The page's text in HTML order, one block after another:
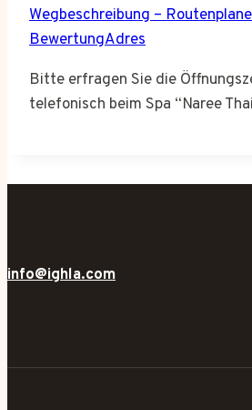
Wegbeschreibung –
BewertungAdres
Bitte erfragen Sie die
telefonisch beim Spa “Naree
info@ighla.com